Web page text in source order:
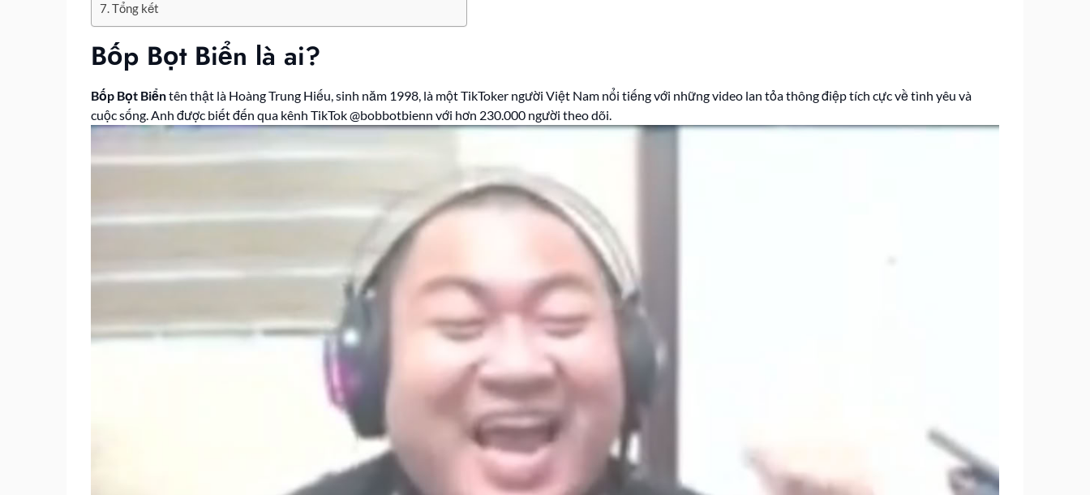
Tổng kết
Bốp Bọt Biển là ai?
Bốp Bọt Biểntên thật là Hoàng Trung Hiếu, sinh năm 1998, là một TikToker người Việt Nam nổi tiếng với những video lan tỏa thông điệp tích cực về tình yêu và
cuộc sống. Anh được biết đến qua kênh TikTok @bobbotbienn với hơn 230.000 người theo dõi.